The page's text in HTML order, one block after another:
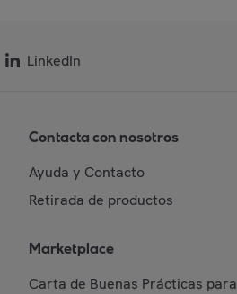
LinkedIn
Contacta con nosotros
Ayuda y Contacto
Retirada de productos
Marketplace
Carta de Buenas Prácticas para